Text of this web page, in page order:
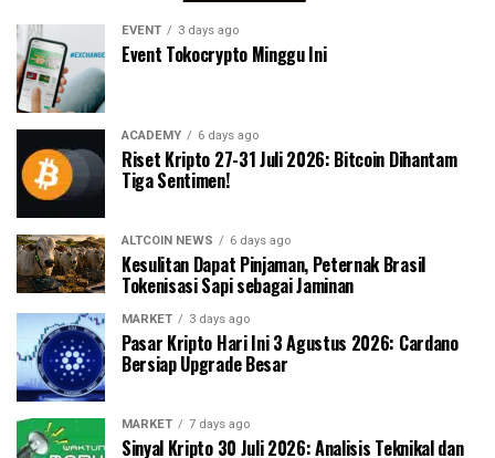
EVENT 3 days ago
Event Tokocrypto Minggu Ini
ACADEMY 6 days ago
Riset Kripto 27-31 Juli 2026: Bitcoin Dihantam
Tiga Sentimen!
ALTCOIN NEWS 6 days ago
Kesulitan Dapat Pinjaman, Peternak Brasil
Tokenisasi Sapi sebagai Jaminan
MARKET 3 days ago
Pasar Kripto Hari Ini 3 Agustus 2026: Cardano
Bersiap Upgrade Besar
MARKET 7 days ago
Sinyal Kripto 30 Juli 2026: Analisis Teknikal dan